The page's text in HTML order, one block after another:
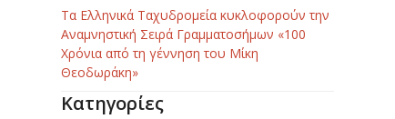
Τα Ελληνικά Ταχυδρομεία κυκλοφορούν την
Αναμνηστική Σειρά Γραμματοσήμων «100
Χρόνια από τη γέννηση του Μίκη
Θεοδωράκη»
Κατηγορίες